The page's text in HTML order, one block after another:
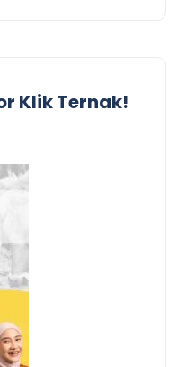
Klik Ternak!